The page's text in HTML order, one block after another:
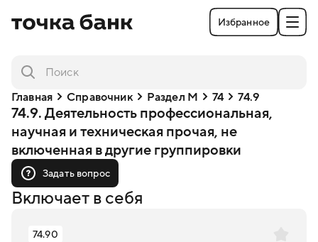
Избранное
Главная Справочник Раздел M 74 74.9
74.9. Деятельность профессиональная,
научная и техническая прочая, не
включенная в другие группировки
Задать вопрос
Включает в себя
74.90